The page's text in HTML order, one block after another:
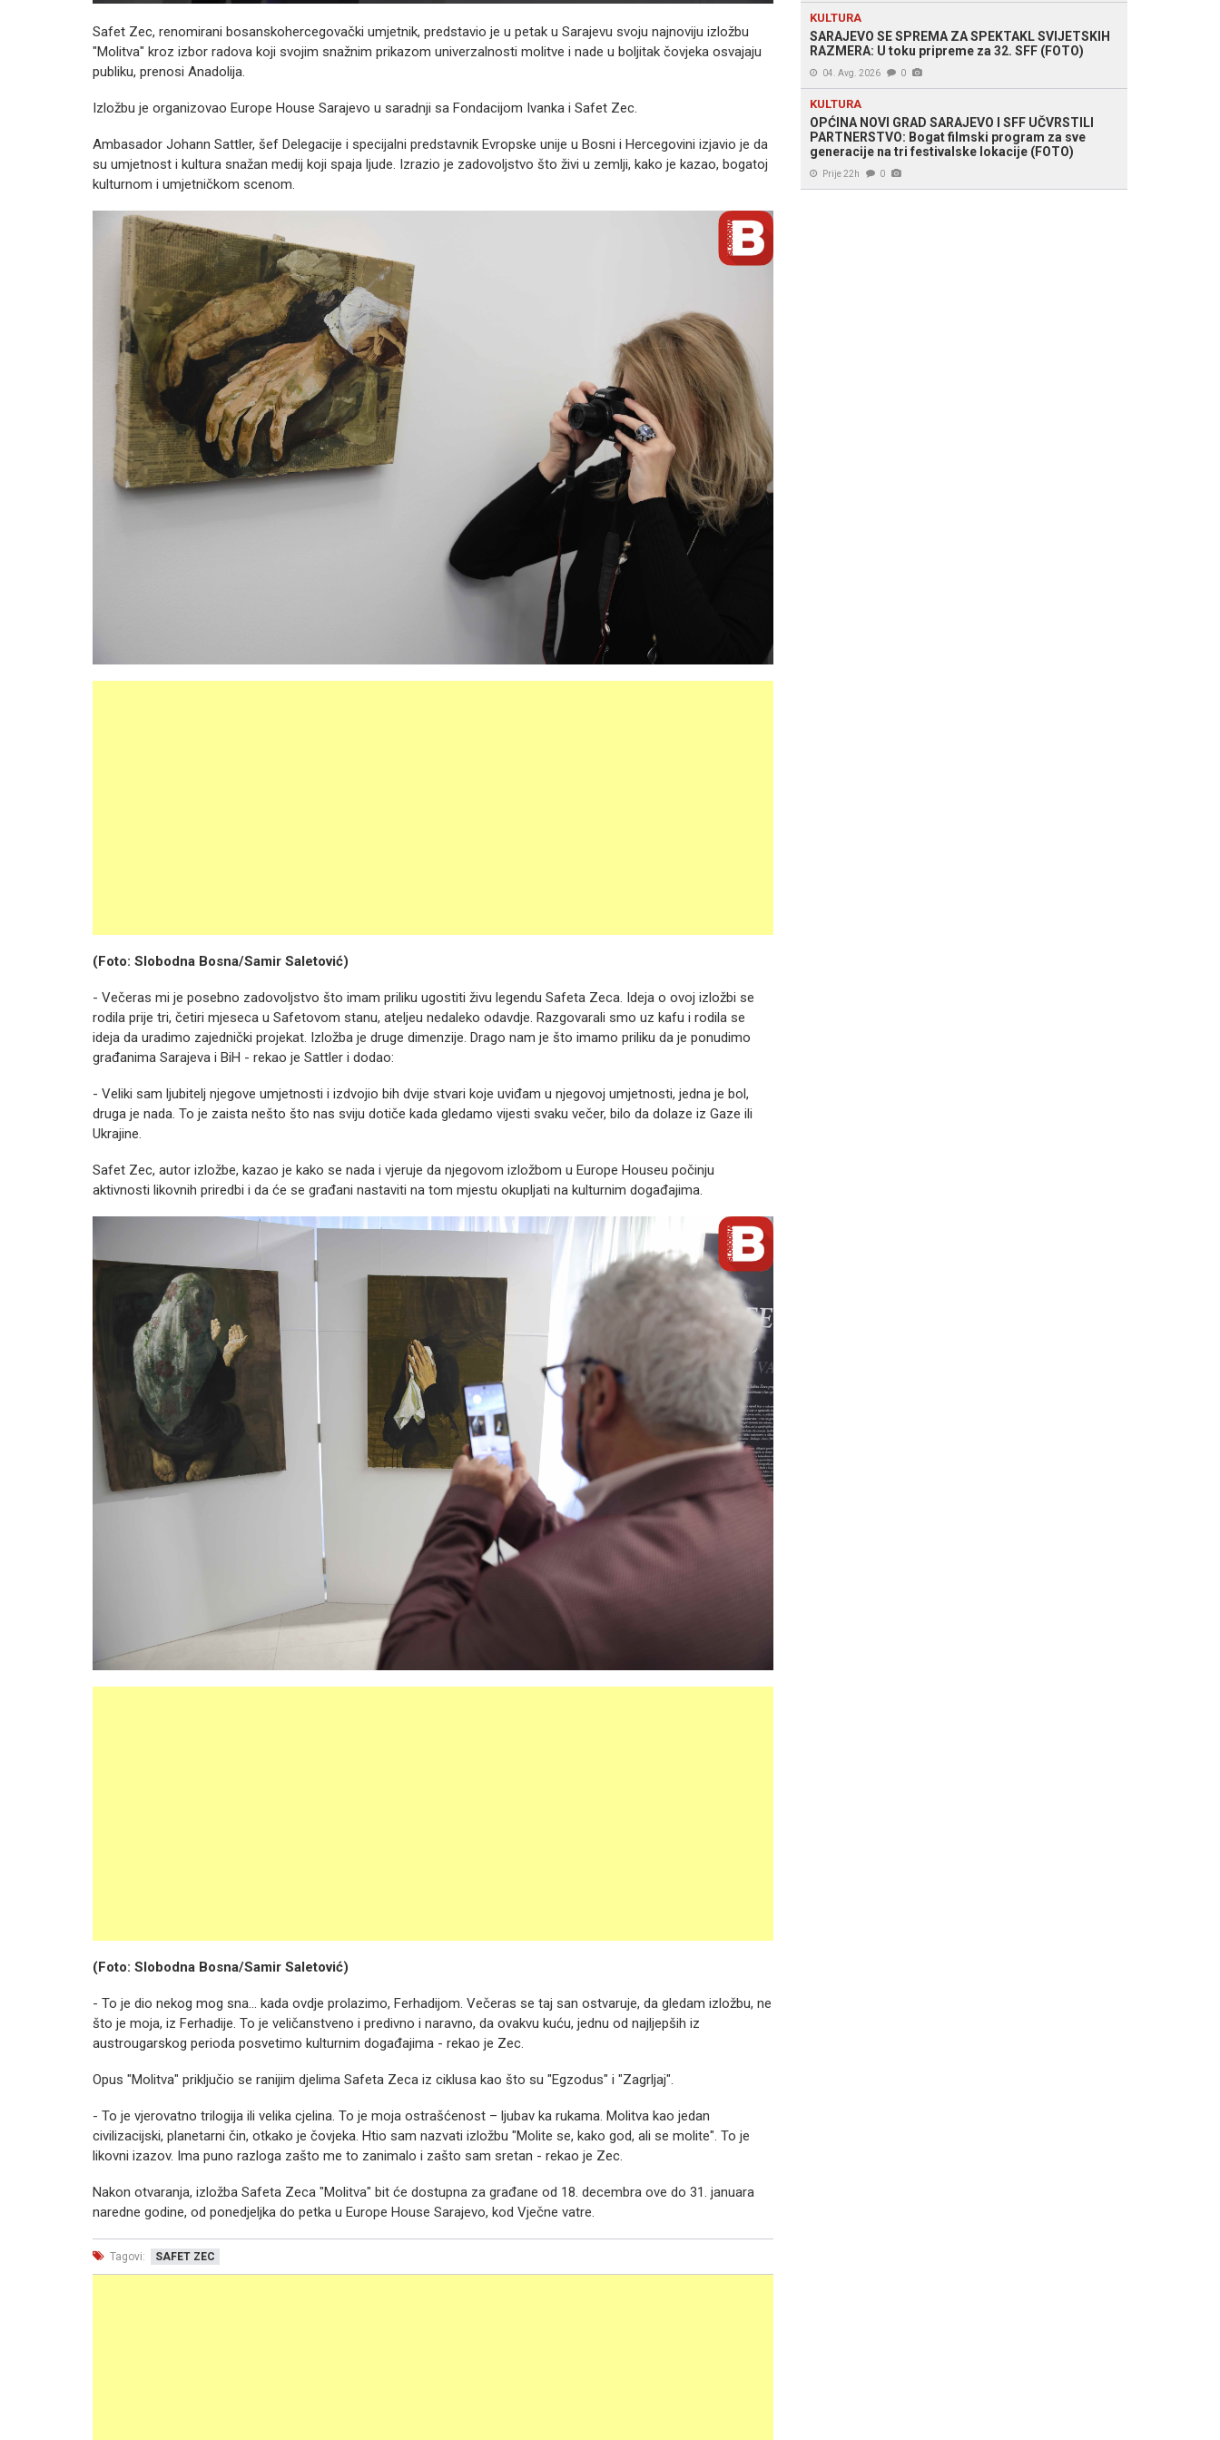
Safet Zec, renomirani bosanskohercegovački umjetnik, predstavio je u petak u Sarajevu svoju najnoviju izložbu
"Molitva" kroz izbor radova koji svojim snažnim prikazom univerzalnosti molitve i nade u boljitak čovjeka osvajaju
publiku, prenosi Anadolija.
Izložbu je organizovao Europe House Sarajevo u saradnji sa Fondacijom Ivanka i Safet Zec.
Ambasador Johann Sattler, šef Delegacije i specijalni predstavnik Evropske unije u Bosni i Hercegovini izjavio je da
su umjetnost i kultura snažan medij koji spaja ljude. Izrazio je zadovoljstvo što živi u zemlji, kako je kazao, bogatoj
kulturnom i umjetničkom scenom.
(Foto: Slobodna Bosna/Samir Saletović)
- Večeras mi je posebno zadovoljstvo što imam priliku ugostiti živu legendu Safeta Zeca. Ideja o ovoj izložbi se
rodila prije tri, četiri mjeseca u Safetovom stanu, ateljeu nedaleko odavdje. Razgovarali smo uz kafu i rodila se
ideja da uradimo zajednički projekat. Izložba je druge dimenzije. Drago nam je što imamo priliku da je ponudimo
građanima Sarajeva i BiH - rekao je Sattler i dodao:
- Veliki sam ljubitelj njegove umjetnosti i izdvojio bih dvije stvari koje uviđam u njegovoj umjetnosti, jedna je bol,
druga je nada. To je zaista nešto što nas sviju dotiče kada gledamo vijesti svaku večer, bilo da dolaze iz Gaze ili
Ukrajine.
Safet Zec, autor izložbe, kazao je kako se nada i vjeruje da njegovom izložbom u Europe Houseu počinju
aktivnosti likovnih priredbi i da će se građani nastaviti na tom mjestu okupljati na kulturnim događajima.
(Foto: Slobodna Bosna/Samir Saletović)
- To je dio nekog mog sna… kada ovdje prolazimo, Ferhadijom. Večeras se taj san ostvaruje, da gledam izložbu, ne
što je moja, iz Ferhadije. To je veličanstveno i predivno i naravno, da ovakvu kuću, jednu od najljepših iz
austrougarskog perioda posvetimo kulturnim događajima - rekao je Zec.
Opus "Molitva" priključio se ranijim djelima Safeta Zeca iz ciklusa kao što su "Egzodus" i "Zagrljaj".
- To je vjerovatno trilogija ili velika cjelina. To je moja ostrašćenost – ljubav ka rukama. Molitva kao jedan
civilizacijski, planetarni čin, otkako je čovjeka. Htio sam nazvati izložbu "Molite se, kako god, ali se molite". To je
likovni izazov. Ima puno razloga zašto me to zanimalo i zašto sam sretan - rekao je Zec.
Nakon otvaranja, izložba Safeta Zeca "Molitva" bit će dostupna za građane od 18. decembra ove do 31. januara
naredne godine, od ponedjeljka do petka u Europe House Sarajevo, kod Vječne vatre.
Tagovi: SAFET ZEC
KULTURA
SARAJEVO SE SPREMA ZA SPEKTAKL SVIJETSKIH
RAZMERA: U toku pripreme za 32. SFF (FOTO)
04. Avg. 2026 0
KULTURA
OPĆINA NOVI GRAD SARAJEVO I SFF UČVRSTILI
PARTNERSTVO: Bogat filmski program za sve
generacije na tri festivalske lokacije (FOTO)
Prije 22h 0